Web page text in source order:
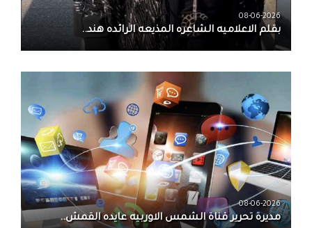
08-06-2026
بقلم الاعلاميه الشاعره المذيعه الرائده هند..
08-06-2026
مديرة تحرير قناة الشمس الاوربيه عايده القمش..